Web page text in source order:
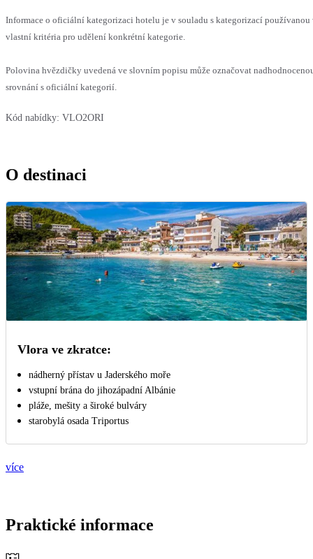
Informace o oficiální kategorizaci hotelu je v souladu s kategorizací používanou
vlastní kritéria pro udělení konkrétní kategorie.
Polovina hvězdičky uvedená ve slovním popisu může označovat
srovnání s oficiální kategorií.
Kód nabídky: VLO2ORI
O destinaci
Vlora ve zkratce:
nádherný přístav u Jaderského moře
vstupní brána do jihozápadní Albánie
pláže, mešity a široké bulváry
starobylá osada Triportus
více
Praktické informace